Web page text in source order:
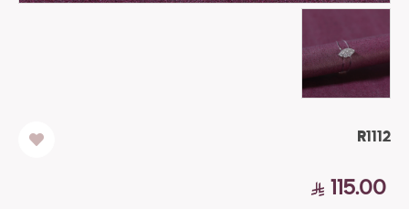
R1112
115.00